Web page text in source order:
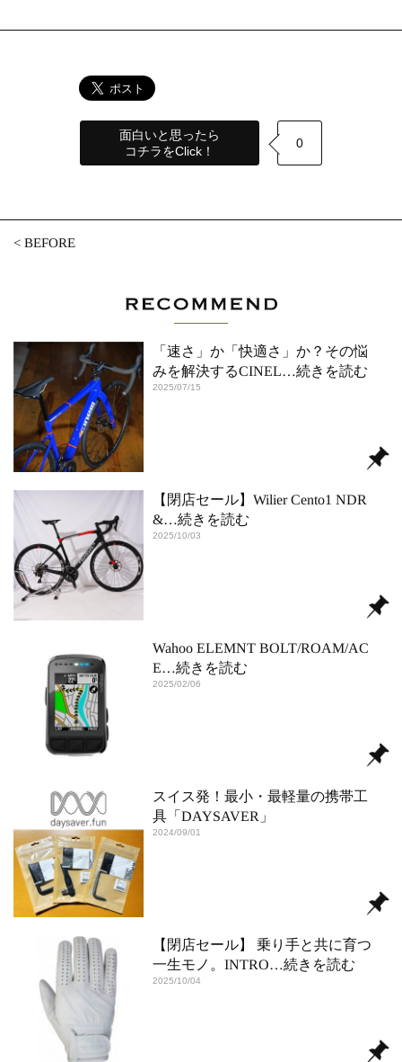
面白いと思ったら
コチラをClick！
0
<BEFORE
「速さ」か「快適さ」か？その悩
みを解決するCINEL…続きを読む
2025/07/15
【閉店セール】Wilier Cento1 NDR
&…続きを読む
2025/10/03
Wahoo ELEMNT BOLT/ROAM/AC
E…続きを読む
2025/02/06
スイス発！最小・最軽量の携帯工
具「DAYSAVER」
2024/09/01
【閉店セール】 乗り手と共に育つ
一生モノ。INTRO…続きを読む
2025/10/04